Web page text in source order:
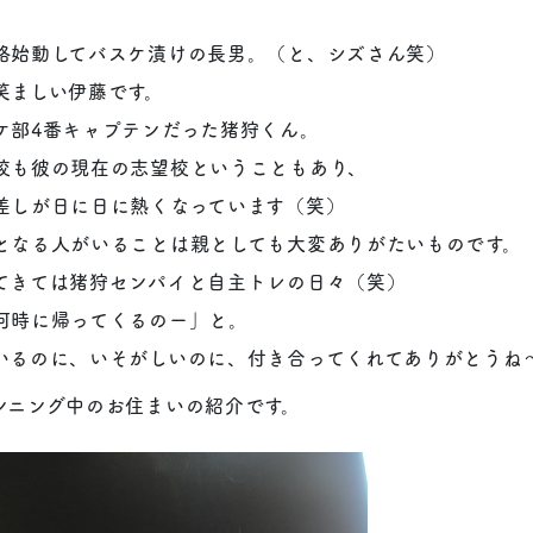
動してバスケ漬けの長男。（と、シズさん笑）
しい伊藤です。
4番キャプテンだった猪狩くん。
彼の現在の志望校ということもあり、
が日に日に熱くなっています（笑）
る人がいることは親としても大変ありがたいものです。
ては猪狩センパイと自主トレの日々（笑）
に帰ってくるのー」と。
のに、いそがしいのに、付き合ってくれてありがとうね
ング中のお住まいの紹介です。